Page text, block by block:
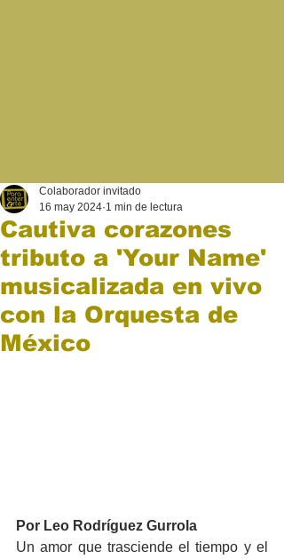
Cautiva corazones
tributo a 'Your Name'
musicalizada en vivo
con la Orquesta de
México
Colaborador invitado
16 may 2024 1 min de lectura
Por Leo Rodríguez Gurrola
Un amor que trasciende el tiempo y el